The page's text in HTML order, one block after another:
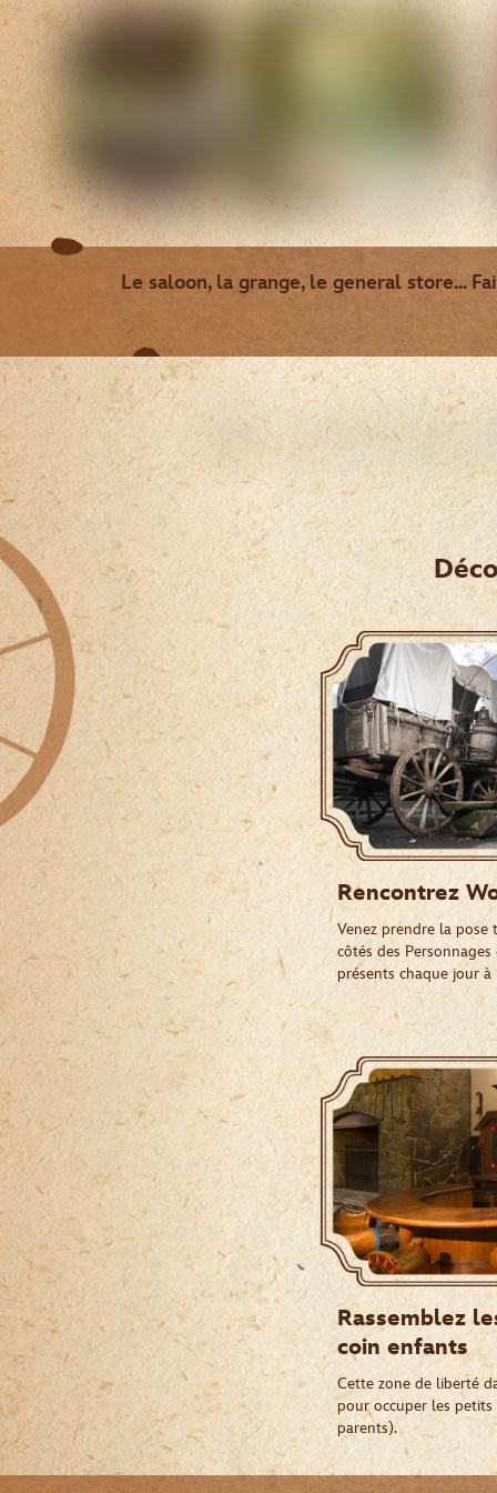
Le saloon, la grange, le general store...
Rencontrez
Venez prendre la pose
côtés des
présents chaque jour à
Rassemblez
coin enfants
Cette zone de liberté
pour occuper les
parents).